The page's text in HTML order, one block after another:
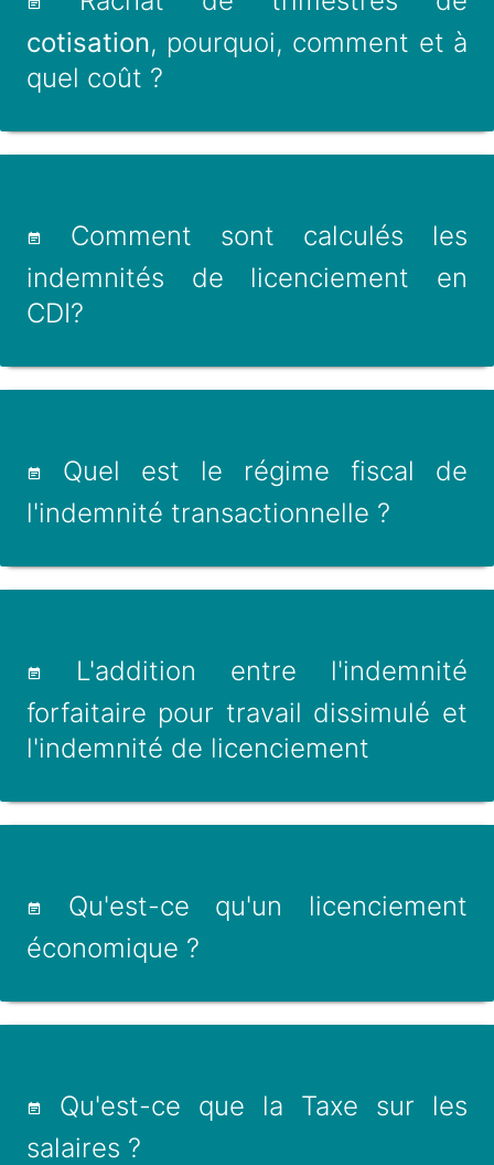
cotisation, pourquoi, comment et à
quel coût ?
Comment sont calculés les
indemnités de licenciement en
CDI?
Quel est le régime fiscal de
l'indemnité transactionnelle ?
L'addition entre l'indemnité
forfaitaire pour travail dissimulé et
l'indemnité de licenciement
Qu'est-ce qu'un licenciement
économique ?
Qu'est-ce que la Taxe sur les
salaires ?